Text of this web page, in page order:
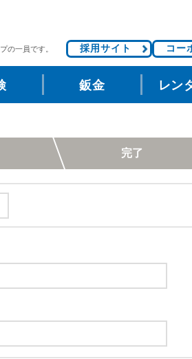
の一員です。 採用サイト コー
鈑金 レン
完了